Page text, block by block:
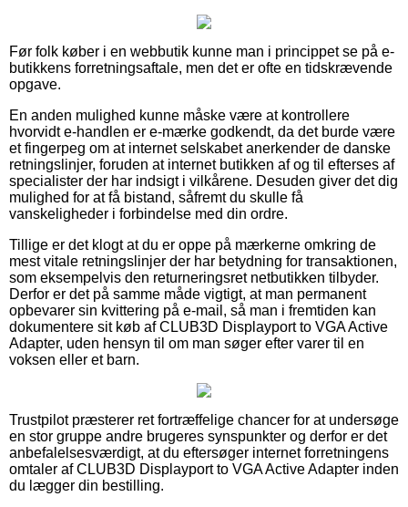
Før folk køber i en webbutik kunne man i princippet se på e-
butikkens forretningsaftale, men det er ofte en tidskrævende
opgave.
En anden mulighed kunne måske være at kontrollere
hvorvidt e-handlen er e-mærke godkendt, da det burde være
et fingerpeg om at internet selskabet anerkender de danske
retningslinjer, foruden at internet butikken af og til efterses af
specialister der har indsigt i vilkårene. Desuden giver det dig
mulighed for at få bistand, såfremt du skulle få
vanskeligheder i forbindelse med din ordre.
Tillige er det klogt at du er oppe på mærkerne omkring de
mest vitale retningslinjer der har betydning for transaktionen,
som eksempelvis den returneringsret netbutikken tilbyder.
Derfor er det på samme måde vigtigt, at man permanent
opbevarer sin kvittering på e-mail, så man i fremtiden kan
dokumentere sit køb af CLUB3D Displayport to VGA Active
Adapter, uden hensyn til om man søger efter varer til en
voksen eller et barn.
Trustpilot præsterer ret fortræffelige chancer for at undersøge
en stor gruppe andre brugeres synspunkter og derfor er det
anbefalelsesværdigt, at du eftersøger internet forretningens
omtaler af CLUB3D Displayport to VGA Active Adapter inden
du lægger din bestilling.